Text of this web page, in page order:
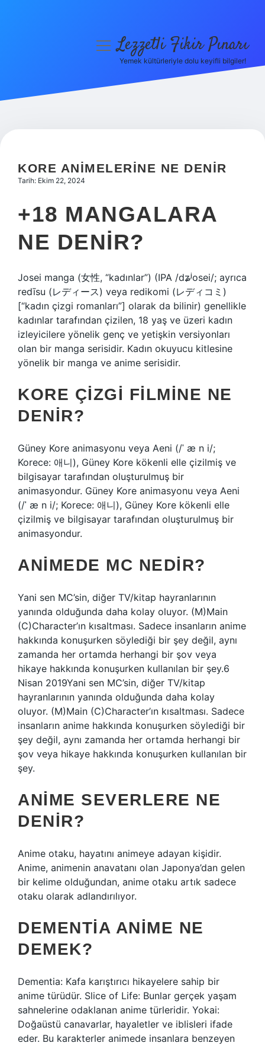
Hakkımızda
menüyüLezzetli Fikir Pınarı
Yemek kültürleriyle dolu keyifli bilgiler!
KORE ANIMELERINE NE DENIR
Tarih: Ekim 22, 2024
+18 MANGALARA
NE DENIR?
Josei manga (女性, “kadınlar”) (IPA /dʑʲosei/; ayrıca
redīsu (レディース) veya redikomi (レディコミ)
[“kadın çizgi romanları”] olarak da bilinir) genellikle
kadınlar tarafından çizilen, 18 yaş ve üzeri kadın
izleyicilere yönelik genç ve yetişkin versiyonları
olan bir manga serisidir. Kadın okuyucu kitlesine
yönelik bir manga ve anime serisidir.
KORE ÇIZGI FILMINE NE
DENIR?
Güney Kore animasyonu veya Aeni (/ˈ æ n i/;
Korece: 애니), Güney Kore kökenli elle çizilmiş ve
bilgisayar tarafından oluşturulmuş bir
animasyondur. Güney Kore animasyonu veya Aeni
(/ˈ æ n i/; Korece: 애니), Güney Kore kökenli elle
çizilmiş ve bilgisayar tarafından oluşturulmuş bir
animasyondur.
ANIMEDE MC NEDIR?
Yani sen MC’sin, diğer TV/kitap hayranlarının
yanında olduğunda daha kolay oluyor. (M)Main
(C)Character’ın kısaltması. Sadece insanların anime
hakkında konuşurken söylediği bir şey değil, aynı
zamanda her ortamda herhangi bir şov veya
hikaye hakkında konuşurken kullanılan bir şey.6
Nisan 2019Yani sen MC’sin, diğer TV/kitap
hayranlarının yanında olduğunda daha kolay
oluyor. (M)Main (C)Character’ın kısaltması. Sadece
insanların anime hakkında konuşurken söylediği bir
şey değil, aynı zamanda her ortamda herhangi bir
şov veya hikaye hakkında konuşurken kullanılan bir
şey.
ANIME SEVERLERE NE
DENIR?
Anime otaku, hayatını animeye adayan kişidir.
Anime, animenin anavatanı olan Japonya’dan gelen
bir kelime olduğundan, anime otaku artık sadece
otaku olarak adlandırılıyor.
DEMENTIA ANIME NE
DEMEK?
Dementia: Kafa karıştırıcı hikayelere sahip bir
anime türüdür. Slice of Life: Bunlar gerçek yaşam
sahnelerine odaklanan anime türleridir. Yokai:
Doğaüstü canavarlar, hayaletler ve iblisleri ifade
eder. Bu karakterler animede insanlara benzeyen